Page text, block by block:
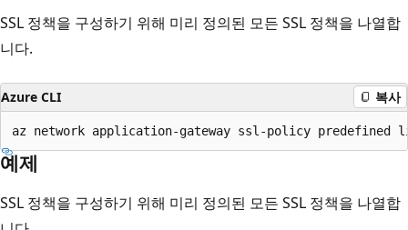
SSL 정책을 구성하기 위해 미리 정의된 모든 SSL 정책을 나열합
니다.
Azure CLI 복사
az network application-gateway ssl-policy predefined
예제
SSL 정책을 구성하기 위해 미리 정의된 모든 SSL 정책을 나열합